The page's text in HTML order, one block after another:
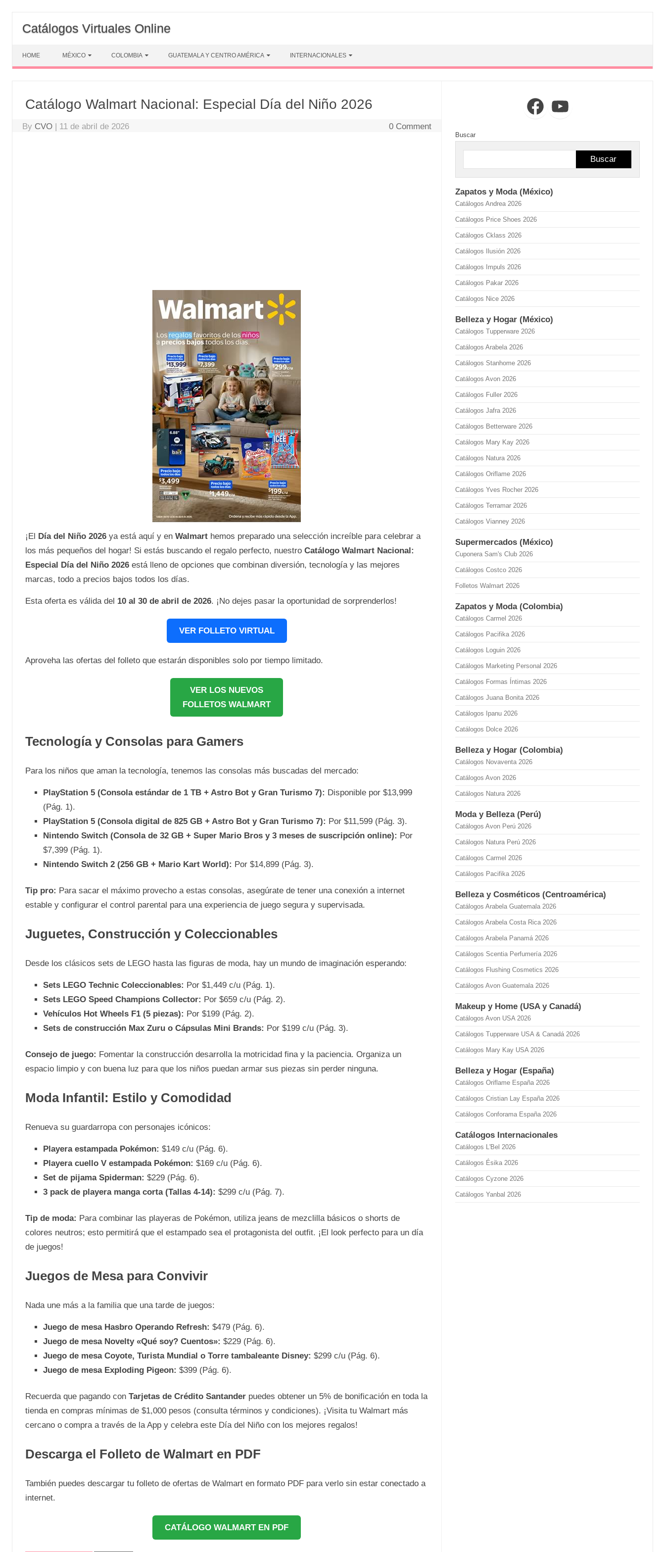
content
Catálogos Virtuales Online
HOME MÉXICO COLOMBIA GUATEMALA Y CENTRO AMÉRICA INTERNACIONALES
Catálogo Walmart Nacional: Especial Día del Niño 2026
By CVO | 11 de abril de 2026 0 Comment
¡El Día del Niño 2026ya está aquí y en Walmarthemos preparado una selección increíble para celebrar a
los más pequeños del hogar! Si estás buscando el regalo perfecto, nuestro Catálogo Walmart Nacional:
Especial Día del Niño 2026está lleno de opciones que combinan diversión, tecnología y las mejores
marcas, todo a precios bajos todos los días.
Esta oferta es válida del 10 al 30 de abril de 2026. ¡No dejes pasar la oportunidad de sorprenderlos!
VER FOLLETO VIRTUAL
Aproveha las ofertas del folleto que estarán disponibles solo por tiempo limitado.
VER LOS NUEVOS
FOLLETOS WALMART
Tecnología y Consolas para Gamers
Para los niños que aman la tecnología, tenemos las consolas más buscadas del mercado:
PlayStation 5 (Consola estándar de 1 TB + Astro Bot y Gran Turismo 7): Disponible por $13,999
(Pág. 1).
PlayStation 5 (Consola digital de 825 GB + Astro Bot y Gran Turismo 7): Por $11,599 (Pág. 3).
Nintendo Switch (Consola de 32 GB + Super Mario Bros y 3 meses de suscripción online): Por
$7,399 (Pág. 1).
Nintendo Switch 2 (256 GB + Mario Kart World): Por $14,899 (Pág. 3).
Tip pro: Para sacar el máximo provecho a estas consolas, asegúrate de tener una conexión a internet
estable y configurar el control parental para una experiencia de juego segura y supervisada.
Juguetes, Construcción y Coleccionables
Desde los clásicos sets de LEGO hasta las figuras de moda, hay un mundo de imaginación esperando:
Sets LEGO Technic Coleccionables: Por $1,449 c/u (Pág. 1).
Sets LEGO Speed Champions Collector: Por $659 c/u (Pág. 2).
Vehículos Hot Wheels F1 (5 piezas): Por $199 (Pág. 2).
Sets de construcción Max Zuru o Cápsulas Mini Brands: Por $199 c/u (Pág. 3).
Consejo de juego: Fomentar la construcción desarrolla la motricidad fina y la paciencia. Organiza un
espacio limpio y con buena luz para que los niños puedan armar sus piezas sin perder ninguna.
Moda Infantil: Estilo y Comodidad
Renueva su guardarropa con personajes icónicos:
Playera estampada Pokémon: $149 c/u (Pág. 6).
Playera cuello V estampada Pokémon: $169 c/u (Pág. 6).
Set de pijama Spiderman: $229 (Pág. 6).
3 pack de playera manga corta (Tallas 4-14): $299 c/u (Pág. 7).
Tip de moda: Para combinar las playeras de Pokémon, utiliza jeans de mezclilla básicos o shorts de
colores neutros; esto permitirá que el estampado sea el protagonista del outfit. ¡El look perfecto para un día
de juegos!
Juegos de Mesa para Convivir
Nada une más a la familia que una tarde de juegos:
Juego de mesa Hasbro Operando Refresh: $479 (Pág. 6).
Juego de mesa Novelty «Qué soy? Cuentos»: $229 (Pág. 6).
Juego de mesa Coyote, Turista Mundial o Torre tambaleante Disney: $299 c/u (Pág. 6).
Juego de mesa Exploding Pigeon: $399 (Pág. 6).
Recuerda que pagando con Tarjetas de Crédito Santanderpuedes obtener un 5% de bonificación en toda la
tienda en compras mínimas de $1,000 pesos (consulta términos y condiciones). ¡Visita tu Walmart más
cercano o compra a través de la App y celebra este Día del Niño con los mejores regalos!
Descarga el Folleto de Walmart en PDF
También puedes descargar tu folleto de ofertas de Walmart en formato PDF para verlo sin estar conectado a
internet.
CATÁLOGO WALMART EN PDF
FacebookYouTube
Buscar
Buscar
Zapatos y Moda (México)
Catálogos Andrea 2026
Catálogos Price Shoes 2026
Catálogos Cklass 2026
Catálogos Ilusión 2026
Catálogos Impuls 2026
Catálogos Pakar 2026
Catálogos Nice 2026
Belleza y Hogar (México)
Catálogos Tupperware 2026
Catálogos Arabela 2026
Catálogos Stanhome 2026
Catálogos Avon 2026
Catálogos Fuller 2026
Catálogos Jafra 2026
Catálogos Betterware 2026
Catálogos Mary Kay 2026
Catálogos Natura 2026
Catálogos Oriflame 2026
Catálogos Yves Rocher 2026
Catálogos Terramar 2026
Catálogos Vianney 2026
Supermercados (México)
Cuponera Sam's Club 2026
Catálogos Costco 2026
Folletos Walmart 2026
Zapatos y Moda (Colombia)
Catálogos Carmel 2026
Catálogos Pacifika 2026
Catálogos Loguin 2026
Catálogos Marketing Personal 2026
Catálogos Formas Íntimas 2026
Catálogos Juana Bonita 2026
Catálogos Ipanu 2026
Catálogos Dolce 2026
Belleza y Hogar (Colombia)
Catálogos Novaventa 2026
Catálogos Avon 2026
Catálogos Natura 2026
Moda y Belleza (Perú)
Catálogos Avon Perú 2026
Catálogos Natura Perú 2026
Catálogos Carmel 2026
Catálogos Pacifika 2026
Belleza y Cosméticos (Centroamérica)
Catálogos Arabela Guatemala 2026
Catálogos Arabela Costa Rica 2026
Catálogos Arabela Panamá 2026
Catálogos Scentia Perfumería 2026
Catálogos Flushing Cosmetics 2026
Catálogos Avon Guatemala 2026
Makeup y Home (USA y Canadá)
Catálogos Avon USA 2026
Catálogos Tupperware USA & Canadá 2026
Catálogos Mary Kay USA 2026
Belleza y Hogar (España)
Catálogos Oriflame España 2026
Catálogos Cristian Lay España 2026
Catálogos Conforama España 2026
Catálogos Internacionales
Catálogos L'Bel 2026
Catálogos Ésika 2026
Catálogos Cyzone 2026
Catálogos Yanbal 2026